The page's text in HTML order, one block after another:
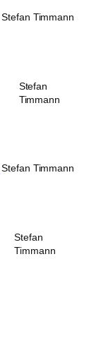
Stefan Timmann
Stefan
Timmann
Stefan Timmann
Stefan
Timmann